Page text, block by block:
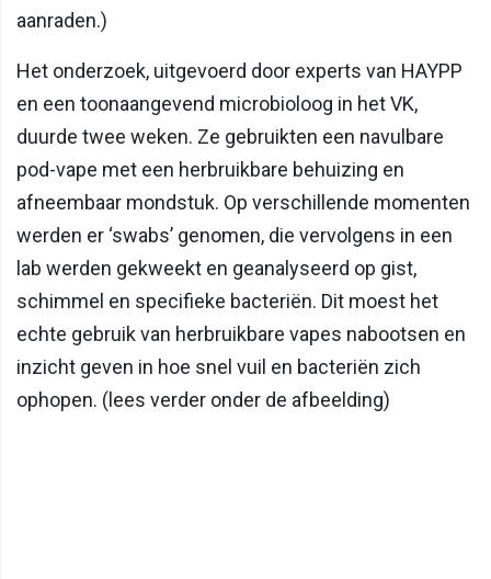
aanraden.)
Het onderzoek, uitgevoerd door experts van HAYPP
en een toonaangevend microbioloog in het VK,
duurde twee weken. Ze gebruikten een navulbare
pod-vape met een herbruikbare behuizing en
afneembaar mondstuk. Op verschillende momenten
werden er ‘swabs’ genomen, die vervolgens in een
lab werden gekweekt en geanalyseerd op gist,
schimmel en specifieke bacteriën. Dit moest het
echte gebruik van herbruikbare vapes nabootsen en
inzicht geven in hoe snel vuil en bacteriën zich
ophopen. (lees verder onder de afbeelding)